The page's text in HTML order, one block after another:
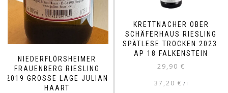
NIEDERFLÖRSHEIMER
FRAUENBERG RIESLING
2019 GROSSE LAGE JULIAN H
AART
KRETTNACHER OBER
SCHÄFERHAUS RIESLING
SPÄTLESE TROCKEN 2023.
AP 18 FALKENSTEIN
29,90 €
37,20 € / l